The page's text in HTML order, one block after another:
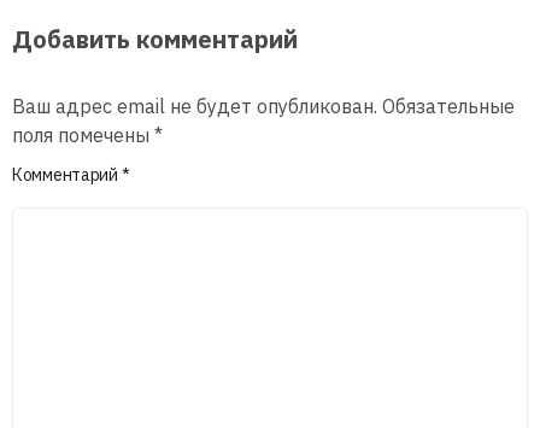
Добавить комментарий
Ваш адрес email не будет опубликован. Обязательные
поля помечены *
Комментарий *